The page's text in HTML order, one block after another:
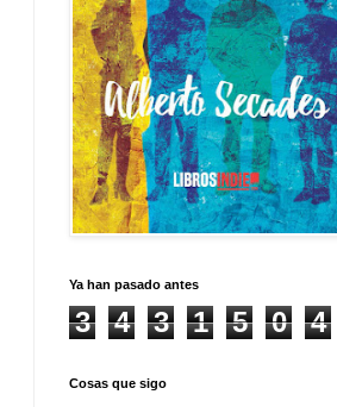
Ya han pasado antes
3 4 3 1 5 0 4
Cosas que sigo